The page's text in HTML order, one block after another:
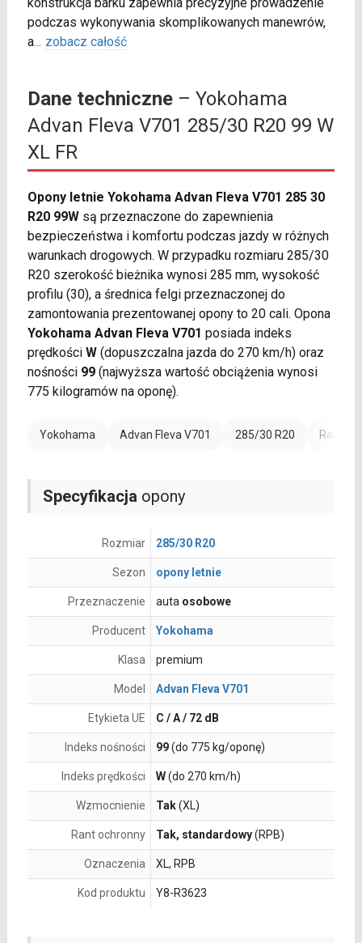
podczas wykonywania skomplikowanych manewrów,
a... zobacz całość
Dane techniczne– Yokohama
Advan Fleva V701 285/30 R20 99 W
XL FR
Opony letnie Yokohama Advan Fleva V701 285 30
R20 99Wsą przeznaczone do zapewnienia
bezpieczeństwa i komfortu podczas jazdy w różnych
warunkach drogowych. W przypadku rozmiaru 285/30
R20 szerokość bieżnika wynosi 285 mm, wysokość
profilu (30), a średnica felgi przeznaczonej do
zamontowania prezentowanej opony to 20 cali. Opona
Yokohama Advan Fleva V701 posiada indeks
prędkości W(dopuszczalna jazda do 270 km/h) oraz
nośności 99(najwyższa wartość obciążenia wynosi
775 kilogramów na oponę).
Yokohama Advan Fleva V701 285/30 R20 Rant
Specyfikacja opony
Rozmiar 285/30 R20
Sezon opony letnie
Przeznaczenie auta osobowe
Producent Yokohama
Klasa premium
Model Advan Fleva V701
Etykieta UE C / A / 72 dB
Indeks nośności 99(do 775 kg/oponę)
Indeks prędkości W(do 270 km/h)
Wzmocnienie Tak(XL)
Rant ochronny Tak, standardowy(RPB)
Oznaczenia XL, RPB
Kod produktu Y8-R3623